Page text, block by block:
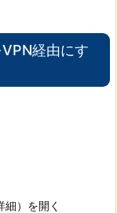
経由にす
細）を開く